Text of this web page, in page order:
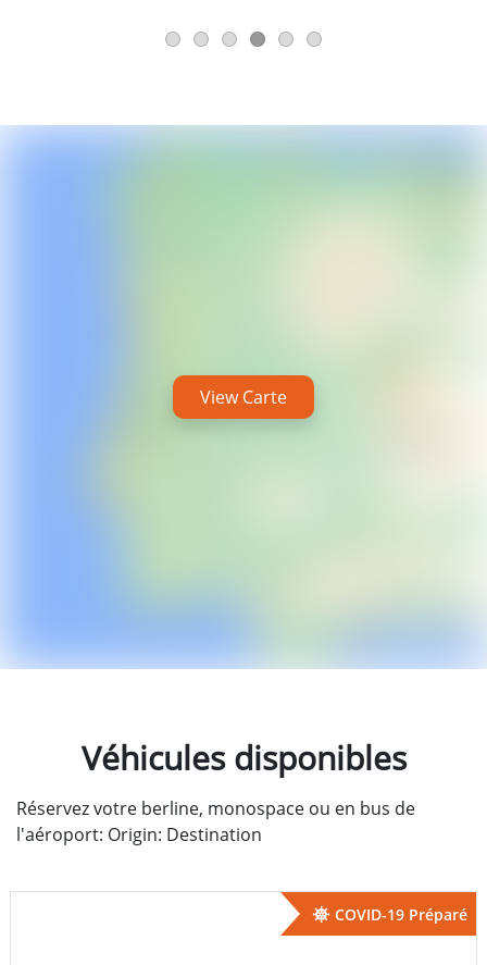
View Carte
Véhicules disponibles
Réservez votre berline, monospace ou en bus de
l'aéroport: Origin: Destination
COVID-19 Préparé